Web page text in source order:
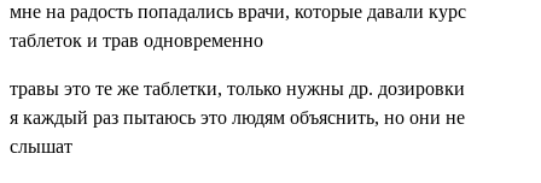
мне на радость попадались врачи, которые давали курс
таблеток и трав одновременно
травы это те же таблетки, только нужны др. дозировки
я каждый раз пытаюсь это людям объяснить, но они не
слышат